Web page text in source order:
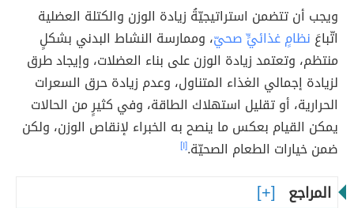
ويجب أن تتضمن استراتيجيّةُ زيادة الوزن والكتلة العضلية
اتّباعَ نظامٍ غذائيٍّ صحيّ، وممارسة النشاط البدني بشكلٍ
منتظم، وتعتمد زيادة الوزن على بناء العضلات، وإيجاد طرق
لزيادة إجمالي الغذاء المتناول، وعدم زيادة حرق السعرات
الحرارية، أو تقليل استهلاك الطاقة، وفي كثيرٍ من الحالات
يمكن القيام بعكس ما ينصح به الخبراء لإنقاص الوزن، ولكن
ضمن خيارات الطعام الصحيّة.[١]
المراجع